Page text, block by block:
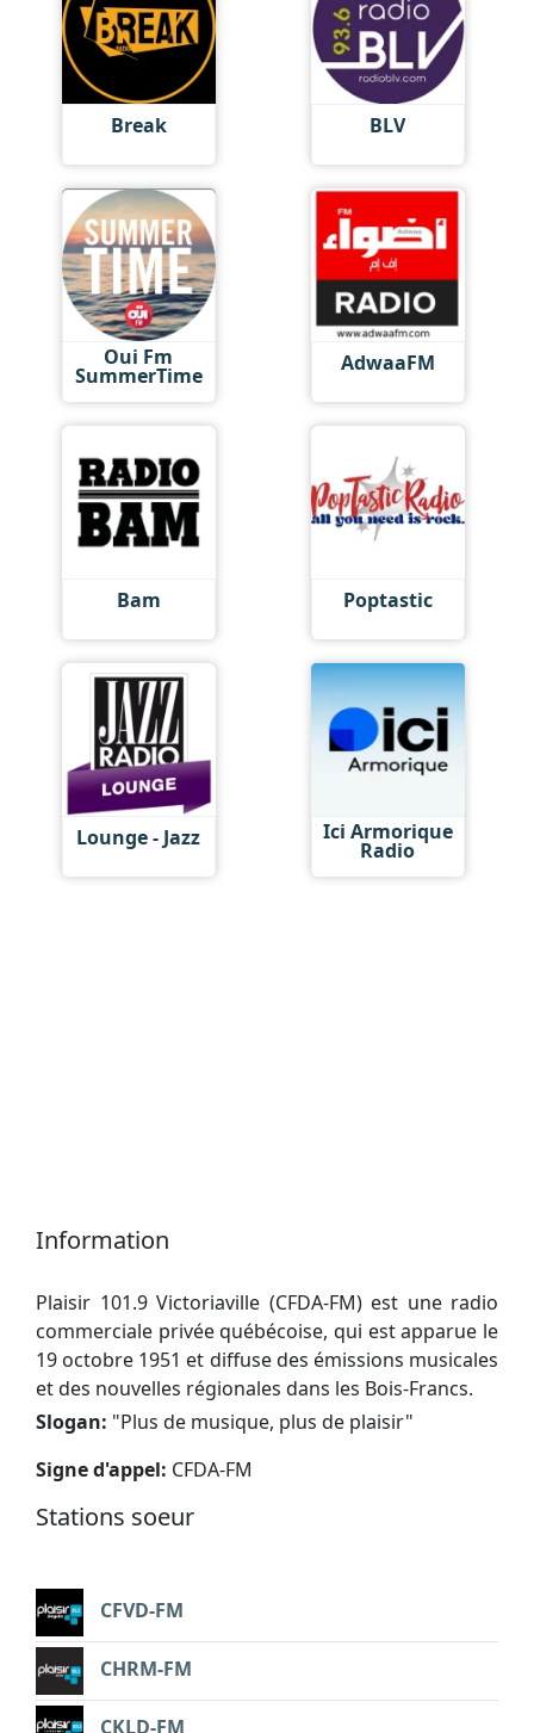
Break BLV
Oui Fm
SummerTime AdwaaFM
Bam Poptastic
Lounge - Jazz Ici Armorique
Radio
Information
Plaisir 101.9 Victoriaville (CFDA-FM) est une radio
commerciale privée québécoise, qui est apparue le
19 octobre 1951 et diffuse des émissions musicales
et des nouvelles régionales dans les Bois-Francs.
Slogan: "Plus de musique, plus de plaisir"
Signe d'appel: CFDA-FM
Stations soeur
CFVD-FM
CHRM-FM
CKLD-FM